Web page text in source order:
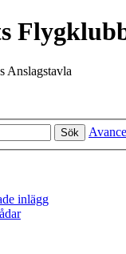
Anslagstavla
Sök
inlägg